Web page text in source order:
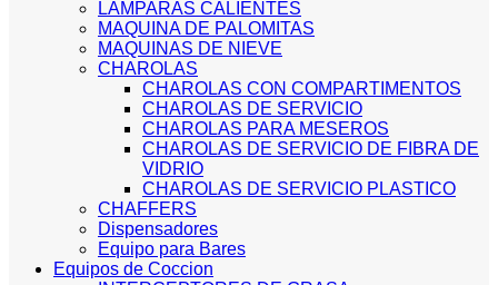
LAMPARAS CALIENTES
MAQUINA DE PALOMITAS
MAQUINAS DE NIEVE
CHAROLAS
CHAROLAS CON COMPARTIMENTOS
CHAROLAS DE SERVICIO
CHAROLAS PARA MESEROS
CHAROLAS DE SERVICIO DE FIBRA DE
VIDRIO
CHAROLAS DE SERVICIO PLASTICO
CHAFFERS
Dispensadores
Equipo para Bares
Equipos de Coccion